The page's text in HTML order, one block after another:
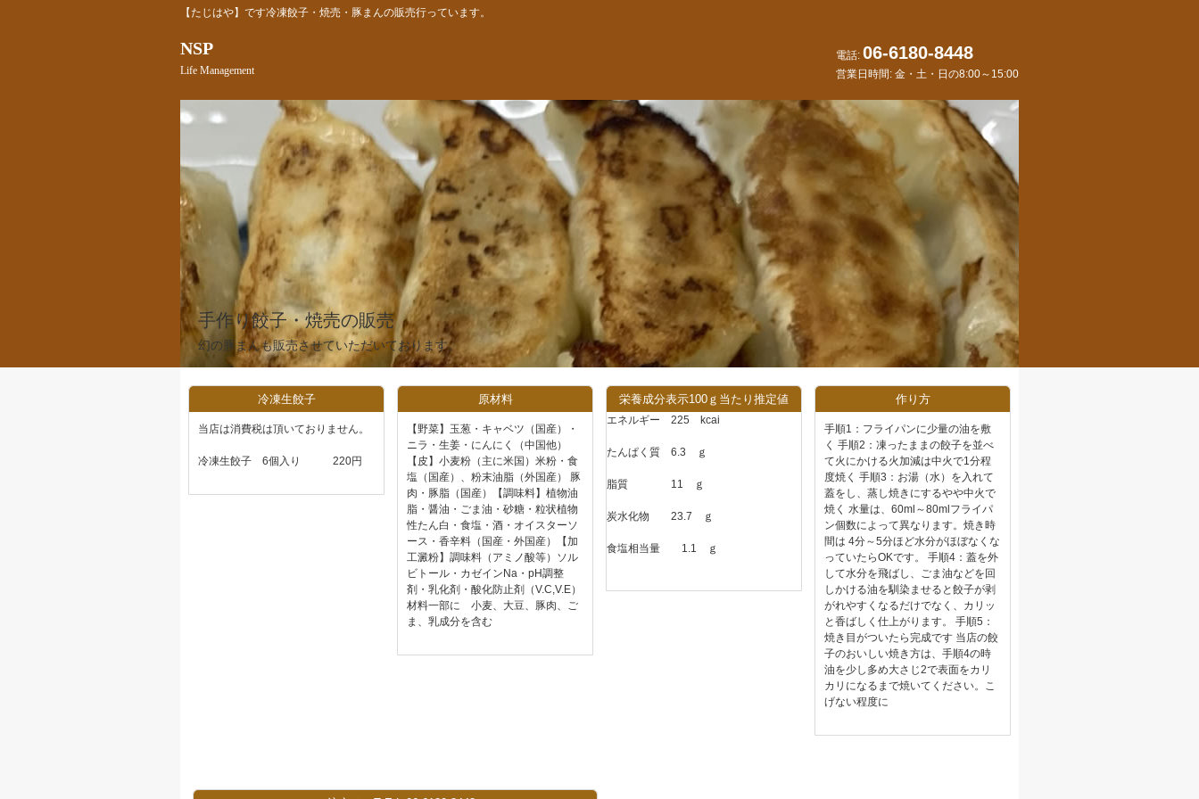
【たじはや】です冷凍餃子・焼売・豚まんの販売行っています。
NSP
Life Management
電話: 06-6180-8448
営業日時間: 金・土・日の8:00～15:00
手作り餃子・焼売の販売
幻の豚まんも販売させていただいております。
冷凍生餃子
当店は消費税は頂いておりません。
冷凍生餃子 6個入り 220円
原材料
【野菜】玉葱・キャベツ（国産）・
ニラ・生姜・にんにく（中国他）
【皮】小麦粉（主に米国）米粉・食
塩（国産）、粉末油脂（外国産） 豚
肉・豚脂（国産）【調味料】植物油
脂・醤油・ごま油・砂糖・粒状植物
性たん白・食塩・酒・オイスターソ
ース・香辛料（国産・外国産）【加
工澱粉】調味料（アミノ酸等）ソル
ビトール・カゼインNa・pH調整
剤・乳化剤・酸化防止剤（V.C,V.E）
材料一部に 小麦、大豆、豚肉、ご
ま、乳成分を含む
栄養成分表示100ｇ当たり推定値
エネルギー 225 kcai
たんぱく質 6.3 ｇ
脂質 11 ｇ
炭水化物 23.7 ｇ
食塩相当量 1.1 ｇ
作り方
手順1：フライパンに少量の油を敷
く 手順2：凍ったままの餃子を並べ
て火にかける火加減は中火で1分程
度焼く 手順3：お湯（水）を入れて
蓋をし、蒸し焼きにするやや中火で
焼く 水量は、60ml～80mlフライパ
ン個数によって異なります。焼き時
間は 4分～5分ほど水分がほぼなくな
っていたらOKです。 手順4：蓋を外
して水分を飛ばし、ごま油などを回
しかける油を馴染ませると餃子が剥
がれやすくなるだけでなく、カリッ
と香ばしく仕上がります。 手順5：
焼き目がついたら完成です 当店の餃
子のおいしい焼き方は、手順4の時
油を少し多め大さじ2で表面をカリ
カリになるまで焼いてください。こ
げない程度に